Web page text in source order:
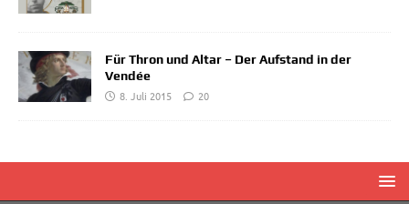
Für Thron und Altar – Der Aufstand in der
Vendée
8. Juli 2015
20